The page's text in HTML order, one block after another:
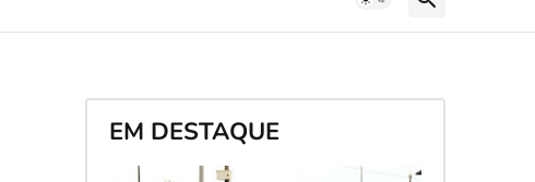
EM DESTAQUE